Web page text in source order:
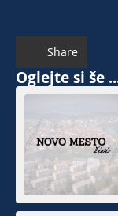
Share
Oglejte si še